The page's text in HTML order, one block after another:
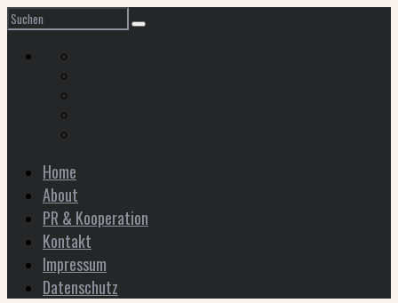
Home
About
PR & Kooperation
Kontakt
Impressum
Datenschutz